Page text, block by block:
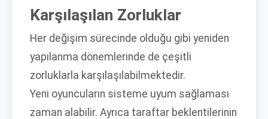
Karşılaşılan Zorluklar
Her değişim sürecinde olduğu gibi yeniden
yapılanma dönemlerinde de çeşitli
zorluklarla karşılaşılabilmektedir.
Yeni oyuncuların sisteme uyum sağlaması
zaman alabilir. Ayrıca taraftar beklentilerinin